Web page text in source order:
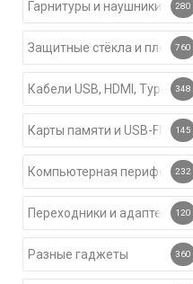
Гарнитуры и наушники 280
Защитные стёкла и плёнки
760
Кабели USB, HDMI, Type-C348
Карты памяти и USB-Flash145
Компьютерная периферия
232
Переходники и адаптеры120
Разные гаджеты 360